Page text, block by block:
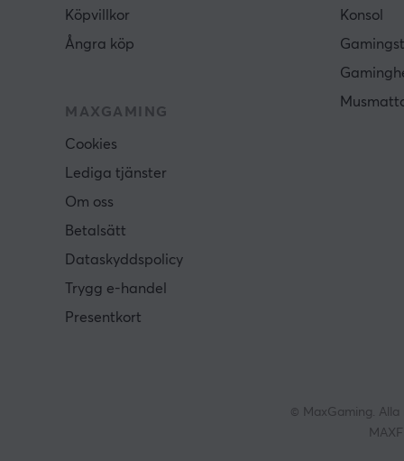
Köpvillkor
Ångra köp
MAXGAMING
Cookies
Lediga tjänster
Om oss
Betalsätt
Dataskyddspolicy
Trygg e-handel
Presentkort
Konsol
© MaxGaming.